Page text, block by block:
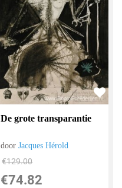
De grote transparantie
doorJacques Hérold
€129.00
€74.82